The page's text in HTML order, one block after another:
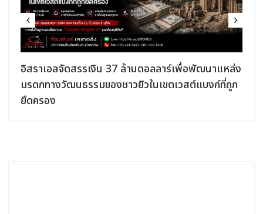
อิสราเอลจัดสรรเงิน 37 ล้านดอลลาร์เพื่อพัฒนาแหล่ง
มรดกทางวัฒนธรรมของชาวยิวในเขตเวสต์แบงก์ที่ถูก
ยึดครอง